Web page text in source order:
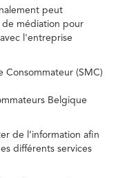
peut
de médiation pour
l'entreprise
Consommateur (SMC)
Belgique
de l’information afin
différents services